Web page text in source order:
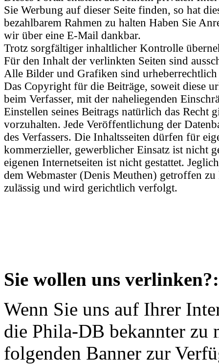
Sie Werbung auf dieser Seite finden, so hat
bezahlbarem Rahmen zu halten Haben Sie
wir über eine E-Mail dankbar.
Trotz sorgfältiger inhaltlicher Kontrolle
Für den Inhalt der verlinkten Seiten sind
Alle Bilder und Grafiken sind urheberrechtlich
Das Copyright für die Beiträge, soweit diese
beim Verfasser, mit der naheliegenden
Einstellen seines Beitrags natürlich das Recht
vorzuhalten. Jede Veröffentlichung der
des Verfassers. Die Inhaltsseiten dürfen für
kommerzieller, gewerblicher Einsatz ist nicht
eigenen Internetseiten ist nicht gestattet.
dem Webmaster (Denis Meuthen) getroffen
zulässig und wird gerichtlich verfolgt.
Sie wollen uns verlinken?:
Wenn Sie uns auf Ihrer
die Phila-DB bekannter zu
folgenden Banner zur